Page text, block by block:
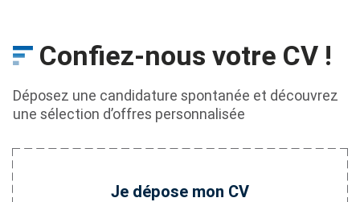
Confiez-nous votre CV !
Déposez une candidature spontanée et découvrez
une sélection d’offres personnalisée
Je dépose mon CV